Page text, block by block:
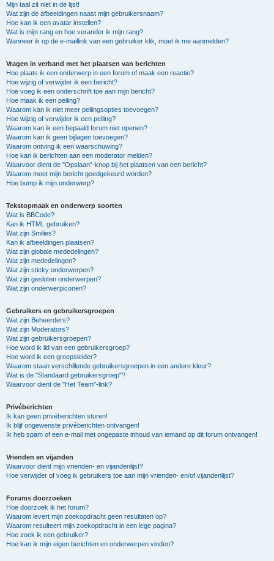
Mijn taal zit niet in de lijst!
Wat zijn de afbeeldingen naast mijn gebruikersnaam?
Hoe kan ik een avatar instellen?
Wat is mijn rang en hoe verander ik mijn rang?
Wanneer ik op de e-maillink van een gebruiker klik, moet ik me aanmelden?
Vragen in verband met het plaatsen van berichten
Hoe plaats ik een onderwerp in een forum of maak een reactie?
Hoe wijzig of verwijder ik een bericht?
Hoe voeg ik een onderschrift toe aan mijn bericht?
Hoe maak ik een peiling?
Waarom kan ik niet meer peilingsopties toevoegen?
Hoe wijzig of verwijder ik een peiling?
Waarom kan ik een bepaald forum niet openen?
Waarom kan ik geen bijlagen toevoegen?
Waarom ontving ik een waarschuwing?
Hoe kan ik berichten aan een moderator melden?
Waarvoor dient de "Opslaan"-knop bij het plaatsen van een bericht?
Waarom moet mijn bericht goedgekeurd worden?
Hoe bump ik mijn onderwerp?
Tekstopmaak en onderwerp soorten
Wat is BBCode?
Kan ik HTML gebruiken?
Wat zijn Smilies?
Kan ik afbeeldingen plaatsen?
Wat zijn globale mededelingen?
Wat zijn mededelingen?
Wat zijn sticky onderwerpen?
Wat zijn gesloten onderwerpen?
Wat zijn onderwerpiconen?
Gebruikers en gebruikersgroepen
Wat zijn Beheerders?
Wat zijn Moderators?
Wat zijn gebruikersgroepen?
Hoe word ik lid van een gebruikersgroep?
Hoe word ik een groepsleider?
Waarom staan verschillende gebruikersgroepen in een andere kleur?
Wat is de "Standaard gebruikersgroep"?
Waarvoor dient de "Het Team"-link?
Privéberichten
Ik kan geen privéberichten sturen!
Ik blijf ongewenste privéberichten ontvangen!
Ik heb spam of een e-mail met ongepaste inhoud van iemand op dit forum ontvangen!
Vrienden en vijanden
Waarvoor dient mijn vrienden- en vijandenlijst?
Hoe verwijder of voeg ik gebruikers toe aan mijn vrienden- en/of vijandenlijst?
Forums doorzoeken
Hoe doorzoek ik het forum?
Waarom levert mijn zoekopdracht geen resultaten op?
Waarom resulteert mijn zoekopdracht in een lege pagina?
Hoe zoek ik een gebruiker?
Hoe kan ik mijn eigen berichten en onderwerpen vinden?